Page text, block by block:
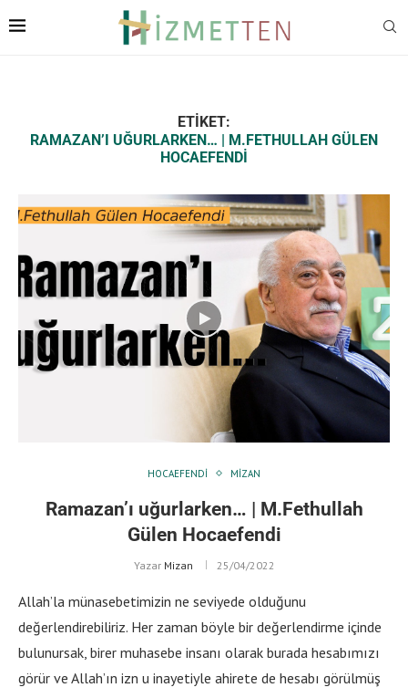
ETIKET:
RAMAZAN’I UĞURLARKEN… | M.FETHULLAH GÜLEN
HOCAEFENDI
HOCAEFENDI MIZAN
Ramazan’ı uğurlarken… | M.Fethullah
Gülen Hocaefendi
Yazar Mizan 25/04/2022
Allah’la münasebetimizin ne seviyede olduğunu
değerlendirebiliriz. Her zaman böyle bir değerlendirme içinde
bulunursak, birer muhasebe insanı olarak burada hesabımızı
görür ve Allah’ın izn u inayetiyle ahirete de hesabı görülmüş